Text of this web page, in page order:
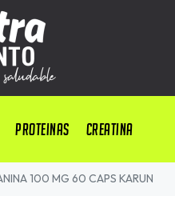
PROTEINAS CREATINA
100 MG 60 CAPS KARUN